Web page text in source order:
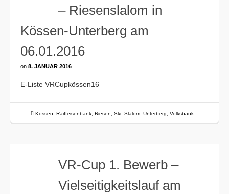
– Riesenslalom in
Kössen-Unterberg am
06.01.2016
on 8. JANUAR 2016
E-Liste VRCupkössen16
Kössen Raiffeisenbank Riesen Ski Slalom Unterberg Volksbank
VR-Cup 1. Bewerb –
Vielseitigkeitslauf am